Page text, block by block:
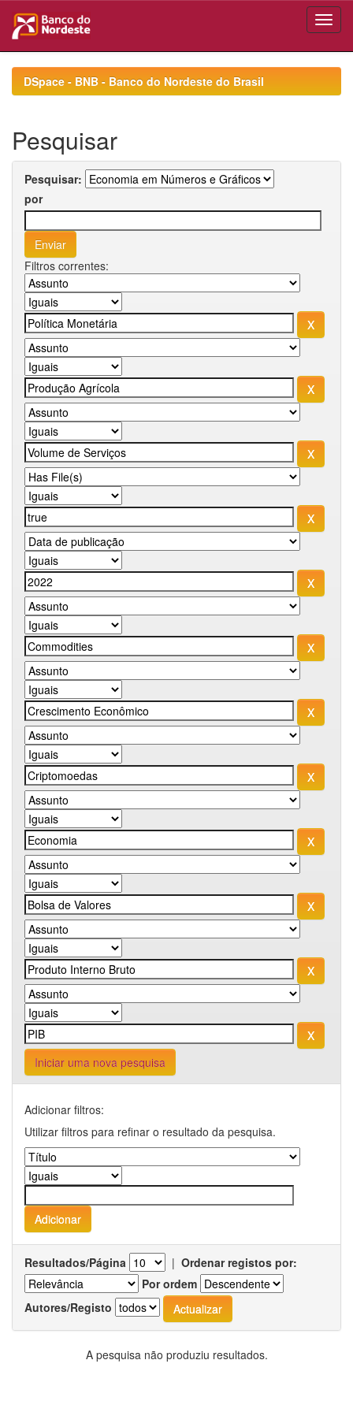
navigationDSpace - BNB - Banco do Nordeste do Brasil
Pesquisar
Pesquisar:
por
Filtros correntes:
Iniciar uma nova pesquisa
Adicionar filtros:
Utilizar filtros para refinar o resultado da pesquisa.
Resultados/Página | Ordenar registos por:
Por ordem
Autores/Registo
A pesquisa não produziu resultados.